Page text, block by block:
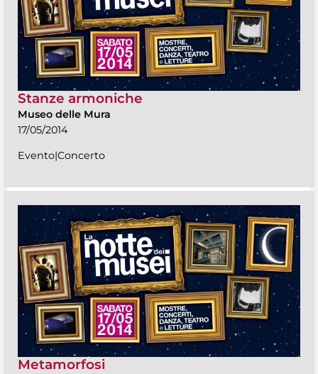
Stanze armoniche
Museo delle Mura
17/05/2014
Evento|Concerto
Metamorfosi